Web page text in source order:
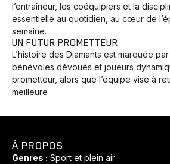
Animaux Avenir Bingo
Développement
Voyage Yoga
l’entraîneur, les coéquipiers et la
essentielle au quotidien, au cœur de
semaine.
UN FUTUR PROMETTEUR
L’histoire des Diamants est marquée
bénévoles dévoués et joueurs
prometteur, alors que l’équipe vise à
meilleure
À PROPOS
Genres : Sport et plein air